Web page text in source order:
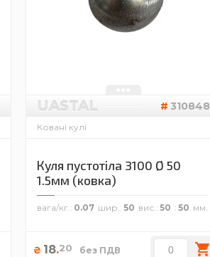
UASTAL 310848
Ковані кулі
Куля пустотіла 3100 Ø 50
1.5мм (ковка)
вага/кг. 0.07 шир. 50 вис. 50 50
₴ 18.20 без ПДВ